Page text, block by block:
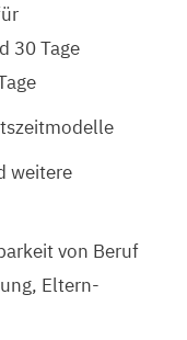
30 Tage
weitere
von Beruf
Eltern-